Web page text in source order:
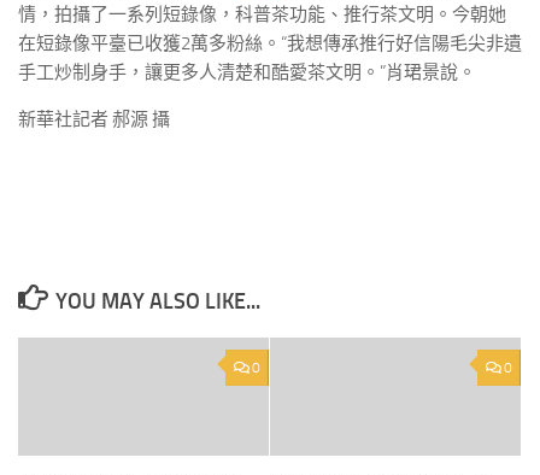
情，拍攝了一系列短錄像，科普茶功能、推行茶文明。今朝她
在短錄像平臺已收獲2萬多粉絲。“我想傳承推行好信陽毛尖非遺
手工炒制身手，讓更多人清楚和酷愛茶文明。”肖珺景說。
新華社記者 郝源 攝
YOU MAY ALSO LIKE...
0 0